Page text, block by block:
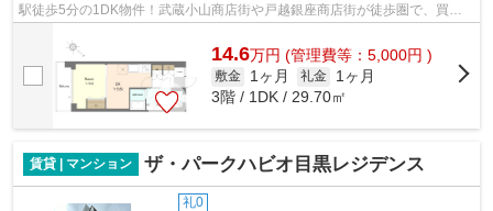
駅徒歩5分の1DK物件！武蔵小山商店街や戸越銀座商店街が徒歩圏で、買い
物や外食等、休日の散歩にオススメ。最...
14.6万円 (管理費等：5,000円 )
敷金 1ヶ月 礼金
1ヶ月
3階 / 1DK / 29.70㎡
賃貸 | マンション ザ・パークハビオ目黒レジデンス
礼0